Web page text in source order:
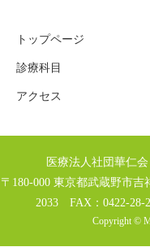
トップページ
診療科目
アクセス
医療法人社団華仁
〒180-000 東京都武蔵野市
2033 FAX：0422-
Copyright ©